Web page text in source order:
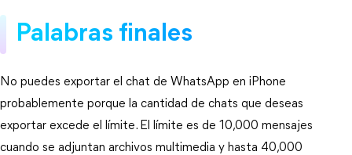
Palabras finales
No puedes exportar el chat de WhatsApp en iPhone
probablemente porque la cantidad de chats que deseas
exportar excede el límite. El límite es de 10,000 mensajes
cuando se adjuntan archivos multimedia y hasta 40,000